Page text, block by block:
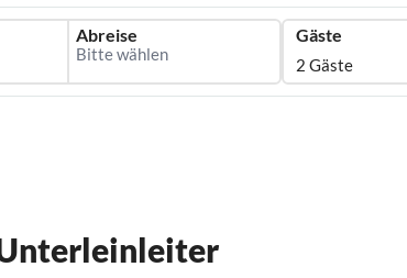
Abreise Gäste
2 Gäste